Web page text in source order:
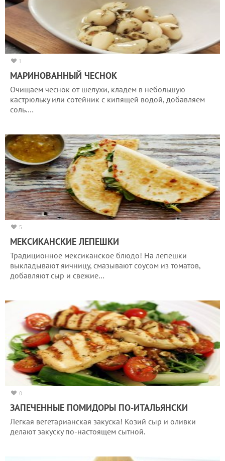
1
МАРИНОВАННЫЙ ЧЕСНОК
Очищаем чеснок от шелухи, кладем в небольшую
кастрюльку или сотейник с кипящей водой, добавляем
соль.…
5
МЕКСИКАНСКИЕ ЛЕПЕШКИ
Традиционное мексиканское блюдо! На лепешки
выкладывают яичницу, смазывают соусом из томатов,
добавляют сыр и свежие…
0
ЗАПЕЧЕННЫЕ ПОМИДОРЫ ПО-ИТАЛЬЯНСКИ
Легкая вегетарианская закуска! Козий сыр и оливки
делают закуску по-настоящем сытной.